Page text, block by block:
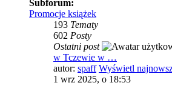
Subforum:
Promocje książek
193 Tematy
602 Posty
Ostatni post
w Tczewie w …
autor: spaff Wyświetl
1 wrz 2025, o 18:53